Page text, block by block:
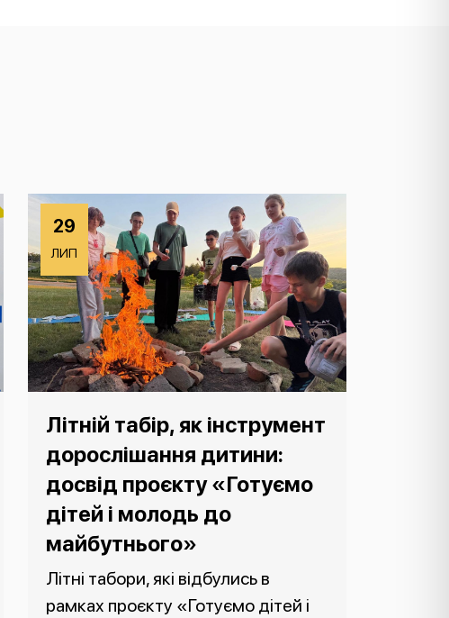
29
ЛИП
Літній табір, як інструмент
дорослішання дитини:
досвід проєкту «Готуємо
дітей і молодь до
майбутнього»
Літні табори, які відбулись в
рамках проєкту «Готуємо дітей і